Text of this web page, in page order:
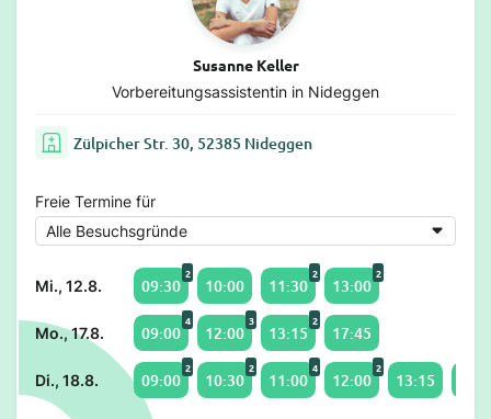
Susanne Keller
Vorbereitungsassistentin in Nideggen
Zülpicher Str. 30, 52385 Nideggen
Freie Termine für
Mi., 12.8. 09:30
2
10:00 11:30
2
13:00
2
Mo., 17.8. 09:00
4
12:00
3
13:15
2
17:45
Di., 18.8. 09:00
2
10:30
2
11:00
4
12:00
2
13:15